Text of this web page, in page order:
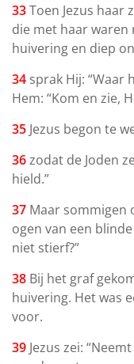
33Toen Jezus haar
die met haar waren
huivering en diep
34 sprak Hij: “Waar
Hem: “Kom en zie,
35 Jezus begon te
36zodat de Joden
hield.”
37 Maar sommigen
ogen van een
niet stierf?”
38 Bij het graf
huivering. Het was
voor.
39 Jezus zei: